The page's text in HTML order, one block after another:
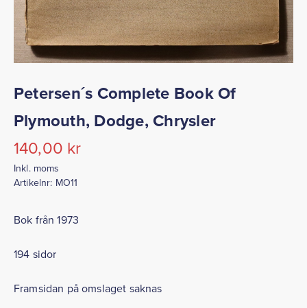
Petersen´s Complete Book Of
Plymouth, Dodge, Chrysler
140,00 kr
Inkl. moms
Artikelnr: MO11
Bok från 1973
194 sidor
Framsidan på omslaget saknas